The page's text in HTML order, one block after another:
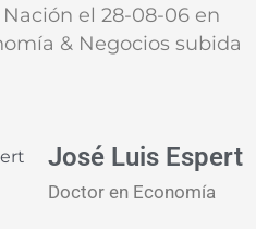
el 28-08-06 en
& Negocios subida
José Luis Espert
Doctor en Economía